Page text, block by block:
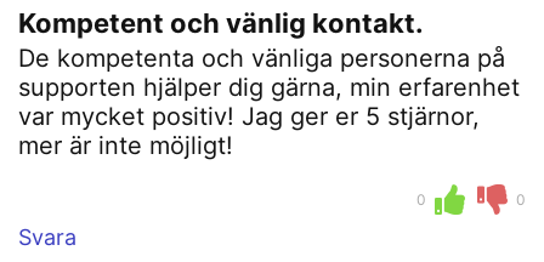
Kompetent och vänlig kontakt.
De kompetenta och vänliga personerna på
supporten hjälper dig gärna, min erfarenhet
var mycket positiv! Jag ger er 5 stjärnor,
mer är inte möjligt!
0 0
Svara